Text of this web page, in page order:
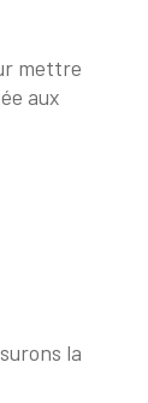
mettre
aux
la